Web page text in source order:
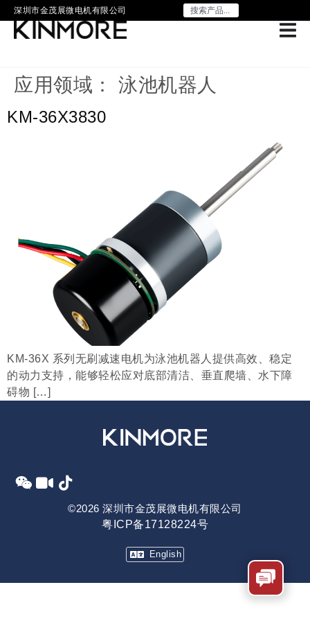
深圳市金茂展微电机有限公司
应用领域： 泳池机器人
KM-36X3830
KM-36X 系列无刷减速电机为泳池机器人提供高效、稳定
的动力支持，能够轻松应对底部清洁、垂直爬墙、水下障
碍物 […]
©2026 深圳市金茂展微电机有限公司
粤ICP备17128224号
English